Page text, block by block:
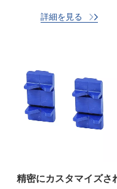
ィングが含まれます。
詳細を見る
精密にカスタマイズさ